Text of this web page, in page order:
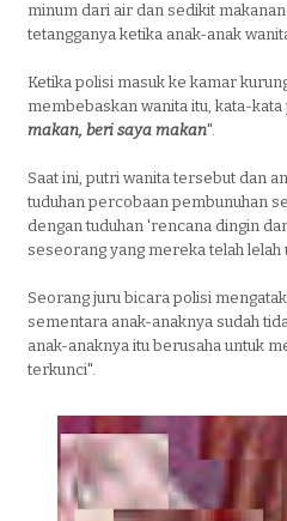
minum dari air dan sedikit
tetangganya ketika anak-anak
Ketika polisi masuk ke kamar
membebaskan wanita itu, kata-kata
makan, beri saya makan".
Saat ini, putri wanita tersebut dan
tuduhan percobaan pembunuhan
dengan tuduhan 'rencana dingin
seseorang yang mereka telah lelah
Seorang juru bicara polisi
sementara anak-anaknya sudah
anak-anaknya itu berusaha untuk
terkunci".